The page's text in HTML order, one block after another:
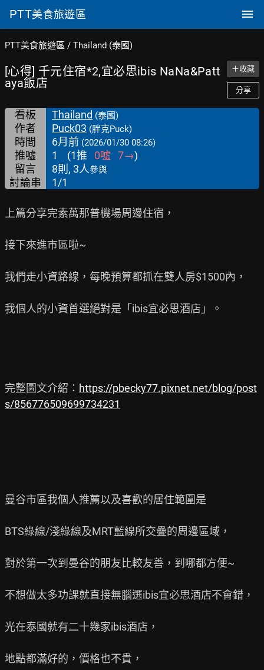
PTT美食旅遊區
PTT美食旅遊區 / Thailand (泰國)
[心得] 千元住宿*2,宜必思ibis NaNa&Patt
aya飯店
＋收藏
分享
看板 Thailand (泰國)
作者 Puck03 (胖克Puck)
時間 6月前 (2026/01/30 08:26)
推噓 1 (1推 0噓 7→)
留言
8則, 3人參與
討論串 1/1
上篇分享完素萬那普機場周邊住宿，
接下來進市區啦~
我們走小資路線，每晚預算都抓在雙人房$1500內，
我個人的小資首選絕對是「ibis宜必思酒店」。
完整圖文介紹： https://pbecky77.pixnet.net/blog/post
s/856776509699734231
曼谷市區我個人推薦以及喜歡的居住範圍是
BTS綠線/淺綠線及MRT藍線所交疊的周邊區域，
對於第一次到曼谷的朋友比較友善，到哪都方便~
不想做太多功課就直接無腦選ibis宜必思酒店不會錯，
光在泰國就有二十幾家ibis酒店，
地點都滿好的，價格也不貴，